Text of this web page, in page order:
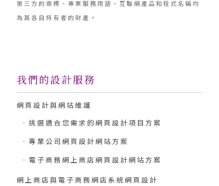
第三方的商標、專業服務用語、互聯網產品和程式名稱均
為其各自持有者的財產。
我們的設計服務
網頁設計與網站維護
挑選適合您需求的網頁設計項目方案
專業公司網頁設計網站方案
電子商務網上商店網頁設計網站方案
網上商店與電子商務網店系統網頁設計